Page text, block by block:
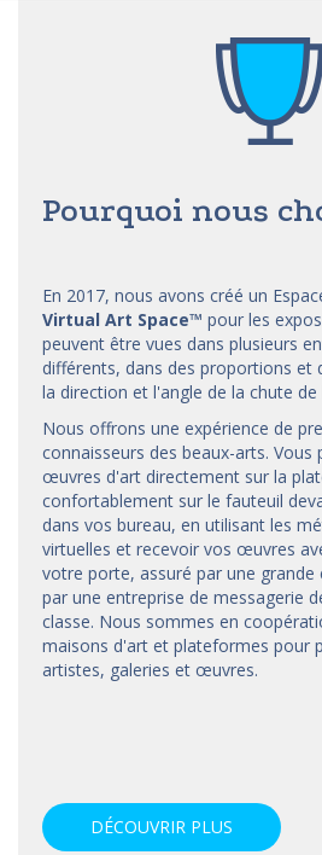
Pourquoi nous
En 2017, nous avons créé un
Virtual Art Space™ pour les
peuvent être vues dans plusieurs
différents, dans des proportions et
la direction et l'angle de la chute de
Nous offrons une expérience de
connaisseurs des beaux-arts. Vous
œuvres d'art directement sur la
confortablement sur le fauteuil
dans vos bureau, en utilisant les
virtuelles et recevoir vos œuvres
votre porte, assuré par une grande
par une entreprise de messagerie
classe. Nous sommes en
maisons d'art et plateformes pour
artistes, galeries et œuvres.
DÉCOUVRIR PLUS